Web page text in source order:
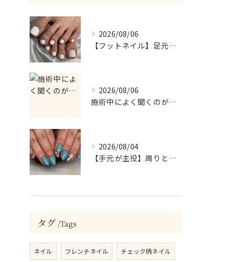
2026/08/06
【フットネイル】足元がパッと映える！ホワイトワンカラーネイル
2026/08/06
施術中によく聞くのが…
2026/08/04
【手元が主役】周りと差がつく！ターコイズ×シルバーラメのアクセントネイル
タグ Tags
ネイル フレンチネイル チェック柄ネイル